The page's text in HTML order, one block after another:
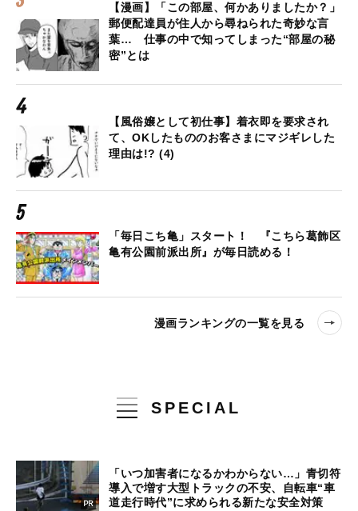
【漫画】「この部屋、何かありましたか？」
郵便配達員が住人から尋ねられた奇妙な言
葉… 仕事の中で知ってしまった“部屋の秘
密”とは
【風俗嬢として初仕事】着衣即を要求され
て、OKしたもののお客さまにマジギレした
理由は!? (4)
「毎日こち亀」スタート！ 『こちら葛飾区
亀有公園前派出所』が毎日読める！
漫画ランキングの一覧を見る
SPECIAL
「いつ加害者になるかわからない…」青切符
導入で増す大型トラックの不安、自転車“車
道走行時代”に求められる新たな安全対策